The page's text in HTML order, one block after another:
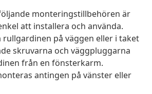
monteringstillbehören är
att installera och använda.
på väggen eller i taket
skruvarna och väggpluggarna
från en fönsterkarm.
antingen på vänster eller